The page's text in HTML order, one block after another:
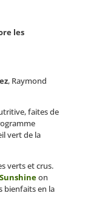
les
, Raymond
faites de
vert de la
verts et crus.
on
bienfaits en la